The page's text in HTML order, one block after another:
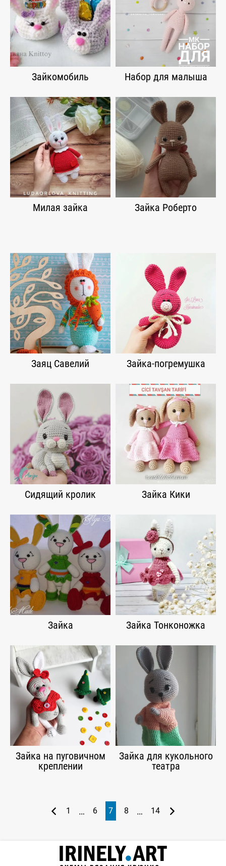
Зайкомобиль Набор для малыша
Милая зайка Зайка Роберто
Заяц Савелий Зайка-погремушка
Сидящий кролик Зайка Кики
Зайка Зайка Тонконожка
Зайка на пуговичном
креплении
Зайка для кукольного
театра
1 … 6 7 8 … 14